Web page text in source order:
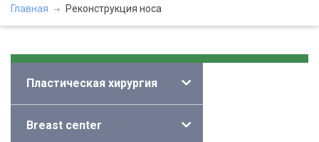
Главная Реконструкция носа
Категории
Пластическая хирургия
Breast center